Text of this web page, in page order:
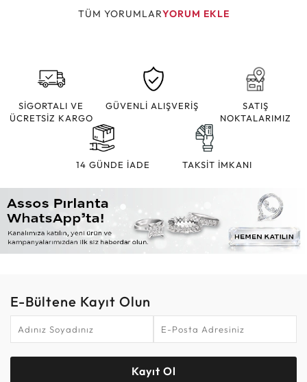
TÜM YORUMLARYORUM EKLE
SİGORTALI VE
ÜCRETSİZ KARGO
GÜVENLİ ALIŞVERİŞ
SATIŞ
NOKTALARIMIZ
14 GÜNDE İADE TAKSİT İMKANI
E-Bültene Kayıt Olun
Kayıt Ol